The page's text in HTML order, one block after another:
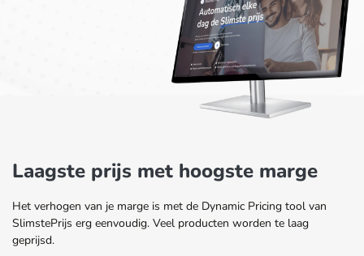
Laagste prijs met hoogste marge
Het verhogen van je marge is met de Dynamic Pricing tool van
SlimstePrijs erg eenvoudig. Veel producten worden te laag
geprijsd.